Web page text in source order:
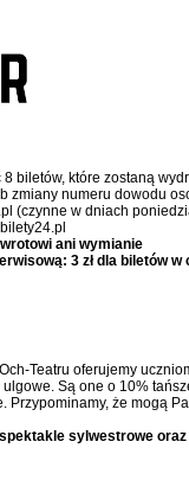
biletów, które zostaną
zmiany numeru dowodu
(czynne w dniach
ani wymianie
3 zł dla biletów w
Teatru oferujemy
Są one o 10%
Przypominamy, że mogą
sylwestrowe